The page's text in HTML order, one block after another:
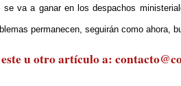
va a ganar en los despachos
permanecen, seguirán como ahora,
u otro artículo a: